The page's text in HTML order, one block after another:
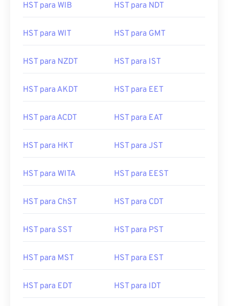
HST para WIB HST para NDT
HST para WIT HST para GMT
HST para NZDT HST para IST
HST para AKDT HST para EET
HST para ACDT HST para EAT
HST para HKT HST para JST
HST para WITA HST para EEST
HST para ChST HST para CDT
HST para SST HST para PST
HST para MST HST para EST
HST para EDT HST para IDT